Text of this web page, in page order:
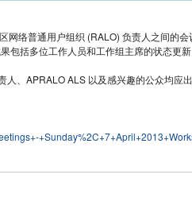
网络普通用户组织 (RALO) 负责人之间的
括多位工作人员和工作组主席的状态更新
人、APRALO ALS 以及感兴趣的公众均应